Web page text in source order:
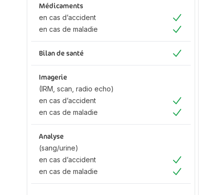
Médicaments
en cas d’accident
en cas de maladie
Oui
Oui
Bilan de santé
Oui
Imagerie
(IRM, scan, radio echo)
en cas d’accident
en cas de maladie
Oui
Oui
Analyse
(sang/urine)
en cas d’accident
en cas de maladie
Oui
Oui